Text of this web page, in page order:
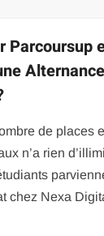
Parcoursup
de places
n’a rien
chez Nexa